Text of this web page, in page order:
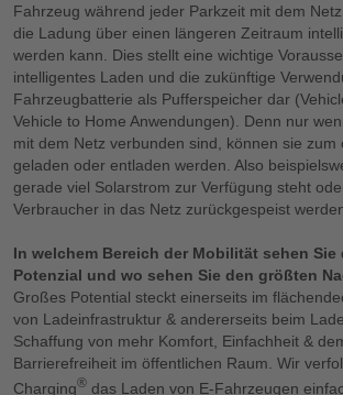
Fahrzeug während jeder Parkzeit mit dem
die Ladung über einen längeren Zeitraum
werden kann. Dies stellt eine wichtige
intelligentes Laden und die zukünftige
Fahrzeugbatterie als Pufferspeicher dar
Vehicle to Home Anwendungen). Denn nur
mit dem Netz verbunden sind, können sie zum
geladen oder entladen werden. Also
gerade viel Solarstrom zur Verfügung steht
Verbraucher in das Netz zurückgespeist
In welchem Bereich der Mobilität sehen Sie
Potenzial und wo sehen Sie den größten
Großes Potential steckt einerseits im
von Ladeinfrastruktur & andererseits beim
Schaffung von mehr Komfort, Einfachheit &
Barrierefreiheit im öffentlichen Raum. Wir
Charging® das Laden von E-Fahrzeugen